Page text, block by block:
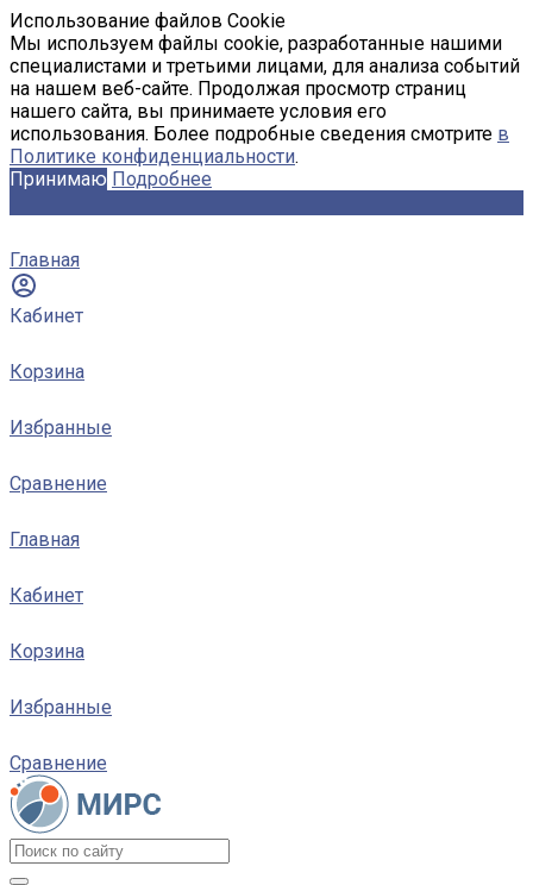
Использование файлов Cookie
Мы используем файлы cookie, разработанные нашими
специалистами и третьими лицами, для анализа событий
на нашем веб-сайте. Продолжая просмотр страниц
нашего сайта, вы принимаете условия его
использования. Более подробные сведения смотрите в
Политике конфиденциальности.
Принимаю Подробнее
Главная
Кабинет
Корзина
Избранные
Сравнение
Главная
Кабинет
Корзина
Избранные
Сравнение